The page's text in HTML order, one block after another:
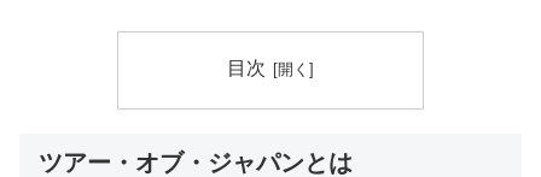
目次
ツアー・オブ・ジャパンとは